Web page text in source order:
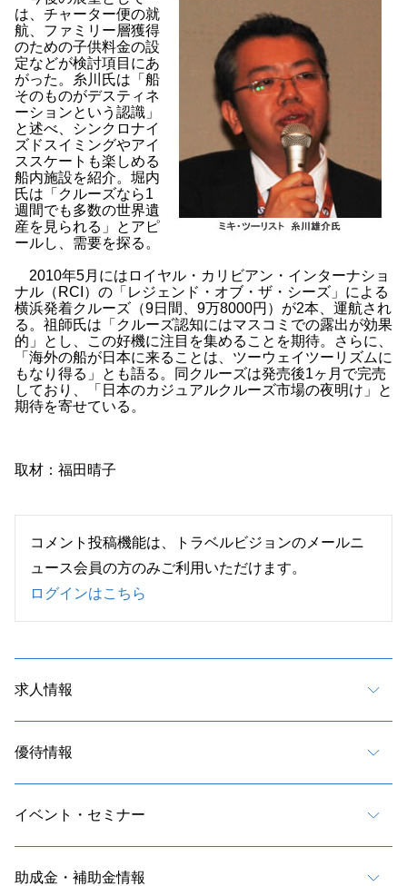
は、チャーター便の就
航、ファミリー層獲得
のための子供料金の設
定などが検討項目にあ
がった。糸川氏は「船
そのものがデスティネ
ーションという認識」
と述べ、シンクロナイ
ズドスイミングやアイ
ススケートも楽しめる
船内施設を紹介。堀内
氏は「クルーズなら1
週間でも多数の世界遺
産を見られる」とアピ
ールし、需要を探る。
2010年5月にはロイヤル・カリビアン・インターナショ
ナル（RCI）の「レジェンド・オブ・ザ・シーズ」による
横浜発着クルーズ（9日間、9万8000円）が2本、運航され
る。祖師氏は「クルーズ認知にはマスコミでの露出が効果
的」とし、この好機に注目を集めることを期待。さらに、
「海外の船が日本に来ることは、ツーウェイツーリズムに
もなり得る」とも語る。同クルーズは発売後1ヶ月で完売
しており、「日本のカジュアルクルーズ市場の夜明け」と
期待を寄せている。
取材：福田晴子
コメント投稿機能は、トラベルビジョンのメールニ
ュース会員の方のみご利用いただけます。
ログインはこちら
求人情報
優待情報
イベント・セミナー
助成金・補助金情報